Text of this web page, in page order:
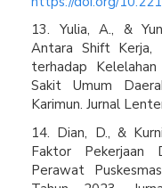
13. Yulia, A., &
Antara Shift Kerja,
terhadap
Sakit Umum
Karimun. Jurnal
14. Dian, D., &
Faktor Pekerjaan
Perawat